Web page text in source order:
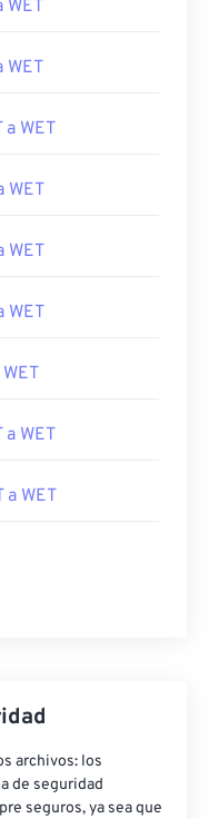
WET
WET
a WET
WET
WET
WET
a WET
a WET
archivos: los
de seguridad
seguros, ya sea que